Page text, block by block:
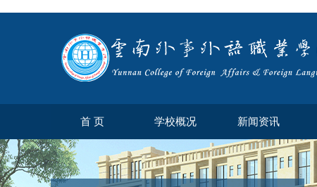
首 页 学校概况 新闻资讯